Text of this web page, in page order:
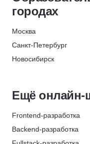
городах
Москва
Санкт-Петербург
Новосибирск
Казань
Челябинск
Омск
Самара
Ещё
Frontend-разработка
Backend-разработка